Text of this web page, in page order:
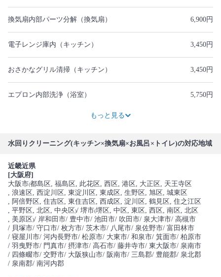
換気扇内部パーツ分解（換気扇） 6,900円
電子レンジ庫内（キッチン） 3,450円
おさかなグリル清掃（キッチン） 3,450円
エプロン内部洗浄（浴室）
5,750円
もっと見る
水回りクリーニング(キッチン×換気扇×お風呂×トイレ)の対応地域
近畿近県
[大阪府]
大阪市(都島区 , 福島区 , 此花区 , 西区 , 港区 , 大正区 , 天王寺区
, 浪速区 , 西淀川区 , 東淀川区 , 東成区 , 生野区 , 旭区 , 城東区
, 阿倍野区 , 住吉区 , 東住吉区 , 西成区 , 淀川区 , 鶴見区 , 住之江区
, 平野区 , 北区 , 中央区)/ 堺市(堺区 , 中区 , 東区 , 西区 , 南区 , 北区
, 美原区)/ 岸和田市/ 豊中市/ 池田市/ 吹田市/ 泉大津市/ 高槻市
/ 貝塚市/ 守口市/ 枚方市/ 茨木市/ 八尾市/ 泉佐野市/ 富田林市
/ 寝屋川市/ 河内長野市/ 松原市/ 大東市/ 和泉市/ 箕面市/ 柏原市
/ 羽曳野市/ 門真市/ 摂津市/ 高石市/ 藤井寺市/ 東大阪市/ 泉南市
/ 四條畷市/ 交野市/ 大阪狭山市/ 阪南市/ 三島郡/ 豊能郡/ 泉北郡
/ 泉南郡/ 南河内郡